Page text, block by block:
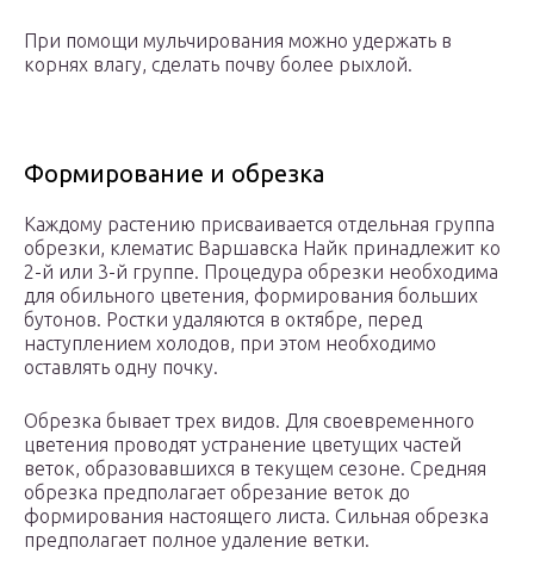
При помощи мульчирования можно удержать в
корнях влагу, сделать почву более рыхлой.
Формирование и обрезка
Каждому растению присваивается отдельная группа
обрезки, клематис Варшавска Найк принадлежит ко
2-й или 3-й группе. Процедура обрезки необходима
для обильного цветения, формирования больших
бутонов. Ростки удаляются в октябре, перед
наступлением холодов, при этом необходимо
оставлять одну почку.
Обрезка бывает трех видов. Для своевременного
цветения проводят устранение цветущих частей
веток, образовавшихся в текущем сезоне. Средняя
обрезка предполагает обрезание веток до
формирования настоящего листа. Сильная обрезка
предполагает полное удаление ветки.